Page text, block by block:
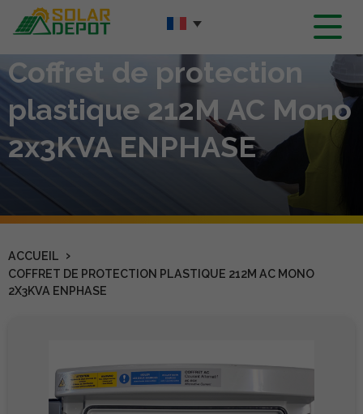
Contenu
principal
Coffret de protection
plastique 212M AC Mono
2x3KVA ENPHASE
ACCUEIL ›
COFFRET DE PROTECTION PLASTIQUE 212M AC MONO
2X3KVA ENPHASE